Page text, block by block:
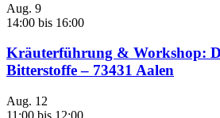
Aug. 9
14:00 bis 16:00
Kräuterführung & Workshop:
Bitterstoffe – 73431 Aalen
Aug. 12
11:00 bis 12:00